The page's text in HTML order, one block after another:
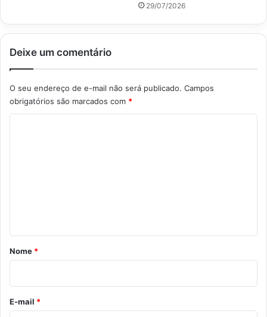
29/07/2026
Deixe um comentário
O seu endereço de e-mail não será publicado. Campos
obrigatórios são marcados com *
r
o
*
Nome *
E-mail *